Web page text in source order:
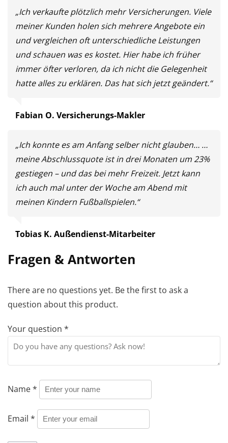
„Ich verkaufte plötzlich mehr Versicherungen. Viele
meiner Kunden holen sich mehrere Angebote ein
und vergleichen oft unterschiedliche Leistungen
und schauen was es kostet. Hier habe ich früher
immer öfter verloren, da ich nicht die Gelegenheit
hatte alles zu erklären. Das hat sich jetzt geändert.“
Fabian O. Versicherungs-Makler
„Ich konnte es am Anfang selber nicht glauben… …
meine Abschlussquote ist in drei Monaten um 23%
gestiegen – und das bei mehr Freizeit. Jetzt kann
ich auch mal unter der Woche am Abend mit
meinen Kindern Fußballspielen.“
Tobias K. Außendienst-Mitarbeiter
Fragen & Antworten
There are no questions yet. Be the first to ask a
question about this product.
Your question *
Name*
Email *